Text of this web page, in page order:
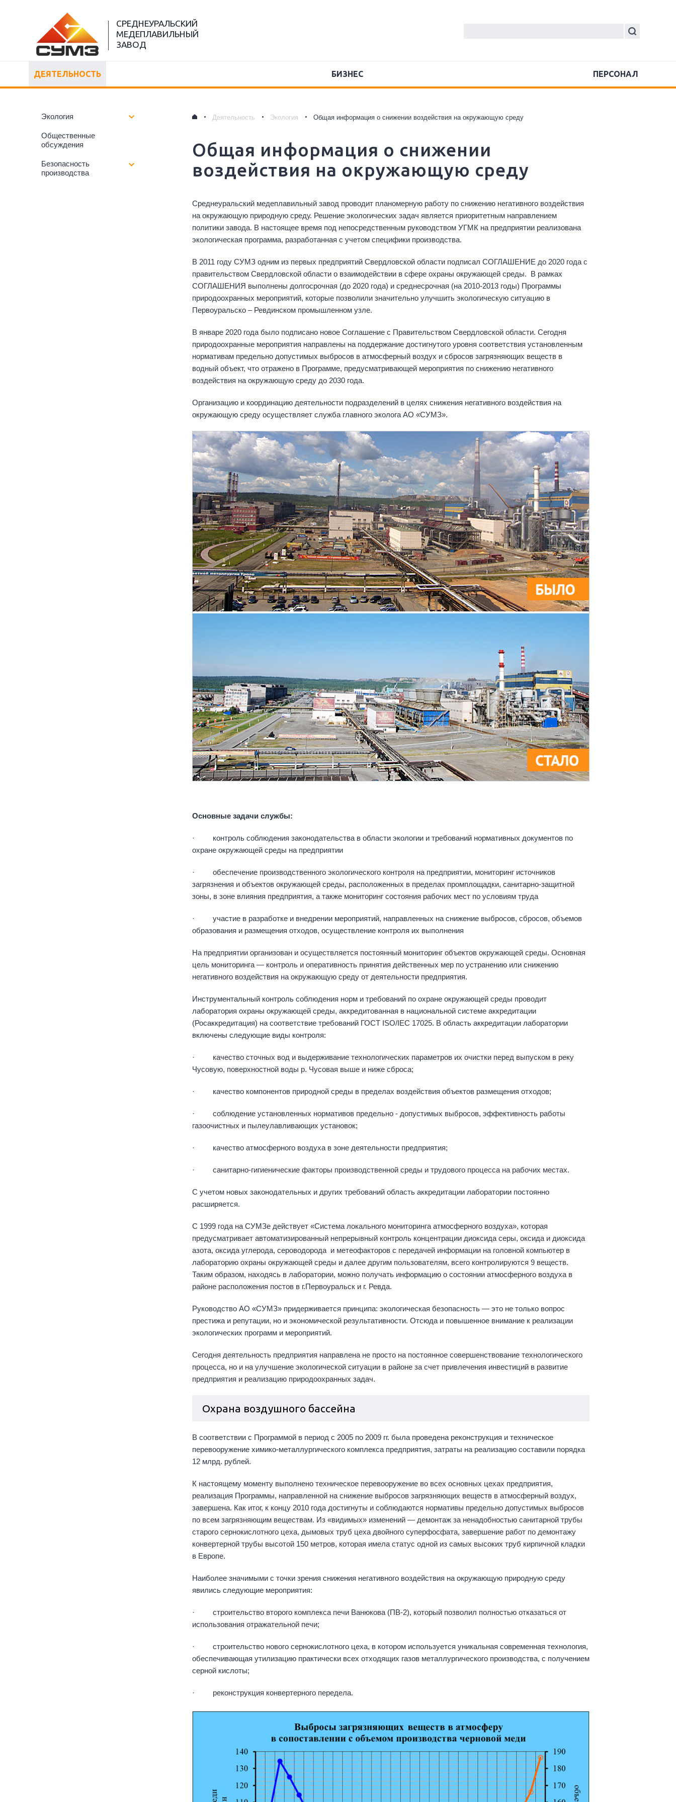
СРЕДНЕУРАЛЬСКИЙ
МЕДЕПЛАВИЛЬНЫЙ
ЗАВОД
ДЕЯТЕЛЬНОСТЬ БИЗНЕС ПЕРСОНАЛ
Экология
Общественные
обсуждения
Безопасность
производства
Деятельность Экология Общая информация о снижении воздействия на окружающую среду
Общая информация о снижении
воздействия на окружающую среду
Среднеуральский медеплавильный завод проводит планомерную работу по снижению негативного воздействия
на окружающую природную среду. Решение экологических задач является приоритетным направлением
политики завода. В настоящее время под непосредственным руководством УГМК на предприятии реализована
экологическая программа, разработанная с учетом специфики производства.
В 2011 году СУМЗ одним из первых предприятий Свердловской области подписал СОГЛАШЕНИЕ до 2020 года с
правительством Свердловской области о взаимодействии в сфере охраны окружающей среды. В рамках
СОГЛАШЕНИЯ выполнены долгосрочная (до 2020 года) и среднесрочная (на 2010-2013 годы) Программы
природоохранных мероприятий, которые позволили значительно улучшить экологическую ситуацию в
Первоуральско – Ревдинском промышленном узле.
В январе 2020 года было подписано новое Соглашение с Правительством Свердловской области. Сегодня
природоохранные мероприятия направлены на поддержание достигнутого уровня соответствия установленным
нормативам предельно допустимых выбросов в атмосферный воздух и сбросов загрязняющих веществ в
водный объект, что отражено в Программе, предусматривающей мероприятия по снижению негативного
воздействия на окружающую среду до 2030 года.
Организацию и координацию деятельности подразделений в целях снижения негативного воздействия на
окружающую среду осуществляет служба главного эколога АО «СУМЗ».
Основные задачи службы:
· контроль соблюдения законодательства в области экологии и требований нормативных документов по
охране окружающей среды на предприятии
· обеспечение производственного экологического контроля на предприятии, мониторинг источников
загрязнения и объектов окружающей среды, расположенных в пределах промплощадки, санитарно-защитной
зоны, в зоне влияния предприятия, а также мониторинг состояния рабочих мест по условиям труда
· участие в разработке и внедрении мероприятий, направленных на снижение выбросов, сбросов, объемов
образования и размещения отходов, осуществление контроля их выполнения
На предприятии организован и осуществляется постоянный мониторинг объектов окружающей среды. Основная
цель мониторинга — контроль и оперативность принятия действенных мер по устранению или снижению
негативного воздействия на окружающую среду от деятельности предприятия.
Инструментальный контроль соблюдения норм и требований по охране окружающей среды проводит
лаборатория охраны окружающей среды, аккредитованная в национальной системе аккредитации
(Росаккредитация) на соответствие требований ГОСТ ISO/IEC 17025. В область аккредитации лаборатории
включены следующие виды контроля:
· качество сточных вод и выдерживание технологических параметров их очистки перед выпуском в реку
Чусовую, поверхностной воды р. Чусовая выше и ниже сброса;
· качество компонентов природной среды в пределах воздействия объектов размещения отходов;
· соблюдение установленных нормативов предельно - допустимых выбросов, эффективность работы
газоочистных и пылеулавливающих установок;
· качество атмосферного воздуха в зоне деятельности предприятия;
· санитарно-гигиенические факторы производственной среды и трудового процесса на рабочих местах.
С учетом новых законодательных и других требований область аккредитации лаборатории постоянно
расширяется.
С 1999 года на СУМЗе действует «Система локального мониторинга атмосферного воздуха», которая
предусматривает автоматизированный непрерывный контроль концентрации диоксида серы, оксида и диоксида
азота, оксида углерода, сероводорода и метеофакторов с передачей информации на головной компьютер в
лабораторию охраны окружающей среды и далее другим пользователям, всего контролируются 9 веществ.
Таким образом, находясь в лаборатории, можно получать информацию о состоянии атмосферного воздуха в
районе расположения постов в г.Первоуральск и г. Ревда.
Руководство АО «СУМЗ» придерживается принципа: экологическая безопасность — это не только вопрос
престижа и репутации, но и экономической результативности. Отсюда и повышенное внимание к реализации
экологических программ и мероприятий.
Сегодня деятельность предприятия направлена не просто на постоянное совершенствование технологического
процесса, но и на улучшение экологической ситуации в районе за счет привлечения инвестиций в развитие
предприятия и реализацию природоохранных задач.
Охрана воздушного бассейна
В соответствии с Программой в период с 2005 по 2009 гг. была проведена реконструкция и техническое
перевооружение химико-металлургического комплекса предприятия, затраты на реализацию составили порядка
12 млрд. рублей.
К настоящему моменту выполнено техническое перевооружение во всех основных цехах предприятия,
реализация Программы, направленной на снижение выбросов загрязняющих веществ в атмосферный воздух,
завершена. Как итог, к концу 2010 года достигнуты и соблюдаются нормативы предельно допустимых выбросов
по всем загрязняющим веществам. Из «видимых» изменений — демонтаж за ненадобностью санитарной трубы
старого сернокислотного цеха, дымовых труб цеха двойного суперфосфата, завершение работ по демонтажу
конвертерной трубы высотой 150 метров, которая имела статус одной из самых высоких труб кирпичной кладки
в Европе.
Наиболее значимыми с точки зрения снижения негативного воздействия на окружающую природную среду
явились следующие мероприятия:
· строительство второго комплекса печи Ванюкова (ПВ-2), который позволил полностью отказаться от
использования отражательной печи;
· строительство нового сернокислотного цеха, в котором используется уникальная современная технология,
обеспечивающая утилизацию практически всех отходящих газов металлургического производства, с получением
серной кислоты;
· реконструкция конвертерного передела.